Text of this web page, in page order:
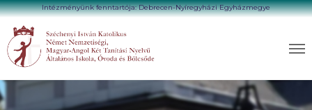
Intézményünk fenntartója: Debrecen-Nyíregyházi Egyházmegye